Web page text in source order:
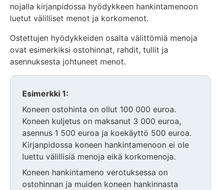
nojalla kirjanpidossa hyödykkeen hankintamenoon
luetut välilliset menot ja korkomenot.
Ostettujen hyödykkeiden osalta välittömiä menoja
ovat esimerkiksi ostohinnat, rahdit, tullit ja
asennuksesta johtuneet menot.
Esimerkki 1:
Koneen ostohinta on ollut 100 000 euroa.
Koneen kuljetus on maksanut 3 000 euroa,
asennus 1 500 euroa ja koekäyttö 500 euroa.
Kirjanpidossa koneen hankintamenoon ei ole
luettu välillisiä menoja eikä korkomenoja.
Koneen hankintameno verotuksessa on
ostohinnan ja muiden koneen hankinnasta